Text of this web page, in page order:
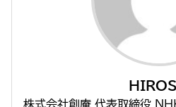
株式会社創庵 代表取締役